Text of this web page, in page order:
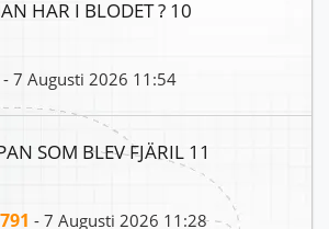
HAR I BLODET ? 10
- 7 Augusti 2026 11:54
SOM BLEV FJÄRIL 11
- 7 Augusti 2026 11:28